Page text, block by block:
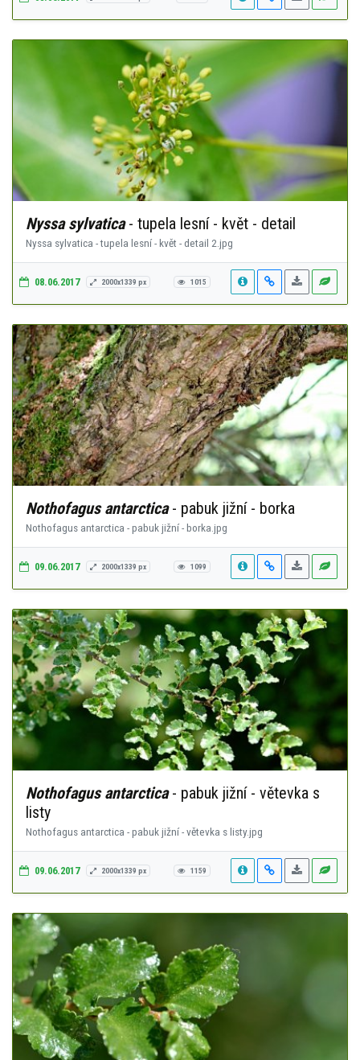
Nyssa sylvatica- tupela lesní - květ - detail
Nyssa sylvatica - tupela lesní - květ - detail 2.jpg
08.06.2017 2000x1339 px 1015
Nothofagus antarctica- pabuk jižní - borka
Nothofagus antarctica - pabuk jižní - borka.jpg
09.06.2017 2000x1339 px 1099
Nothofagus antarctica- pabuk jižní - větevka s
listy
Nothofagus antarctica - pabuk jižní - větevka s listy.jpg
09.06.2017 2000x1339 px 1159